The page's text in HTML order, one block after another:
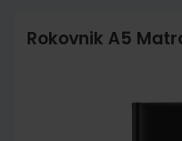
Rokovnik A5